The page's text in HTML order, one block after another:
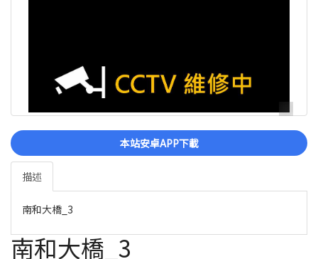
本站安卓APP下載
描述
南和大橋_3
南和大橋_3